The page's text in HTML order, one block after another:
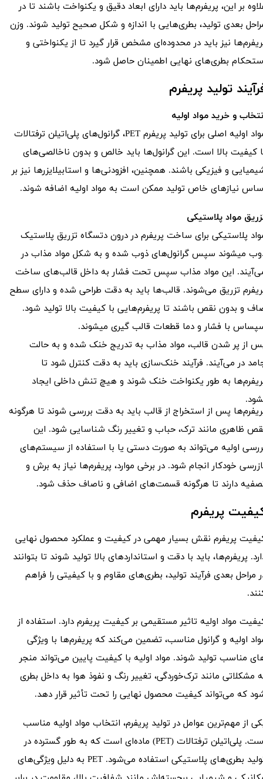
بر این، پریفرم‌ها باید دارای ابعاد دقیق و یکنواخت باشند تا در
بعدی تولید، بطری‌هایی با اندازه و شکل صحیح تولید شوند. وزن
نیز باید در محدوده‌ای مشخص قرار گیرد تا از یکنواختی و
بطری‌های نهایی اطمینان حاصل شود.
تولید پریفرم
و خرید مواد اولیه
مواد اولیه اصلی برای تولید پریفرم PET، گرانول‌های پلی‌اتیلن ترفتالات
کیفیت بالا است. این گرانول‌ها باید خالص و بدون ناخالصی‌های
و فیزیکی باشند. همچنین، افزودنی‌ها و استابیلایزرها نیز بر
نیازهای خاص تولید ممکن است به مواد اولیه اضافه شوند.
مواد پلاستیکی
پلاستیکی برای ساخت پریفرم در درون دتسگاه تزریق پلاستیک
میشوند سپس گرانول‌های ذوب شده و به شکل مواد مذاب در
این مواد مذاب سپس تحت فشار به داخل قالب‌های ساخت
تزریق می‌شوند. قالب‌ها باید به دقت طراحی شده و دارای سطح
و بدون نقص باشند تا پریفرم‌هایی با کیفیت بالا تولید شود.
با فشار و دما قطعات قالب گیری میشوند.
از پر شدن قالب، مواد مذاب به تدریج خنک شده و به حالت
در می‌آیند. فرآیند خنک‌سازی باید به دقت کنترل شود تا
به طور یکنواخت خنک شوند و هیچ تنش داخلی ایجاد
پس از استخراج از قالب باید به دقت بررسی شوند تا هرگونه
ظاهری مانند ترک، حباب و تغییر رنگ شناسایی شود. این
اولیه می‌تواند به صورت دستی یا با استفاده از سیستم‌های
خودکار انجام شود. در برخی موارد، پریفرم‌ها نیاز به برش و
دارند تا هرگونه قسمت‌های اضافی و ناصاف حذف شود.
پریفرم​​​​​​​
پریفرم نقش بسیار مهمی در کیفیت و عملکرد محصول نهایی
پریفرم‌ها، باید با دقت و استانداردهای بالا تولید شوند تا بتوانند
مراحل بعدی فرآیند تولید، بطری‌های مقاوم و با کیفیتی را فراهم
مواد اولیه تاثیر مستقیمی بر کیفیت پریفرم دارد. استفاده از
اولیه و گرانول مناسب، تضمین می‌کند که پریفرم‌ها با ویژگی
مناسب تولید شوند. مواد اولیه با کیفیت پایین می‌تواند منجر
مشکلاتی مانند ترک‌خوردگی، تغییر رنگ و نفوذ هوا به داخل بطری
که می‌تواند کیفیت محصول نهایی را تحت تأثیر قرار دهد.
از مهم‌ترین عوامل در تولید پریفرم، انتخاب مواد اولیه مناسب
است. پلی‌اتیلن ترفتالات (PET) ماده‌ای است که به طور گسترده در
تولید بطری‌های پلاستیکی استفاده می‌شود. PET به دلیل ویژگی‌های